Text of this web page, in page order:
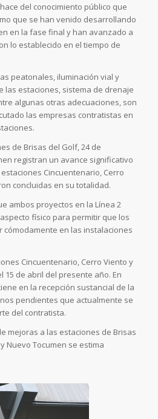
del conocimiento público que
que se han venido desarrollando
en la fase final y han avanzado a
lo establecido en el tiempo de
peatonales, iluminación vial y
las estaciones, sistema de drenaje
algunas otras adecuaciones, son
las empresas contratistas en
de Brisas del Golf, 24 de
registran un avance significativo
Cincuentenario, Cerro
concluidas en su totalidad.
ambos proyectos en la Línea 2
físico para permitir que los
cómodamente en las instalaciones
Cincuentenario, Cerro Viento y
15 de abril del presente año. En
en la recepción sustancial de la
pendientes que actualmente se
del contratista.
mejoras a las estaciones de Brisas
Nuevo Tocumen se estima